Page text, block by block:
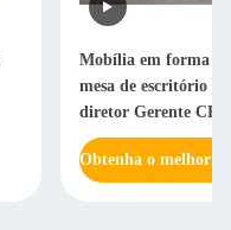
Mobília em forma
mesa de escritório
diretor Gerente CEO
Obtenha o melhor